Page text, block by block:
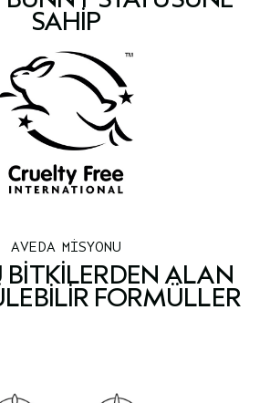
SAHIP
AVEDA MİSYONU
BITKILERDEN ALAN
FORMÜLLER